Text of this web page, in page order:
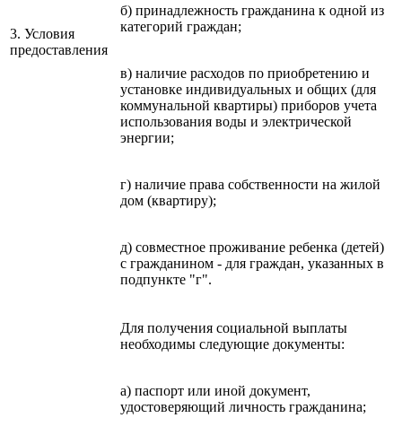
3. Условия
предоставления
б) принадлежность гражданина к одной из
категорий граждан;
в) наличие расходов по приобретению и
установке индивидуальных и общих (для
коммунальной квартиры) приборов учета
использования воды и электрической
энергии;
г) наличие права собственности на жилой
дом (квартиру);
д) совместное проживание ребенка (детей)
с гражданином - для граждан, указанных в
подпункте "г".
Для получения социальной выплаты
необходимы следующие документы:
а) паспорт или иной документ,
удостоверяющий личность гражданина;